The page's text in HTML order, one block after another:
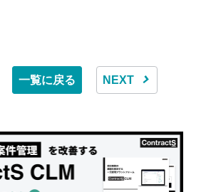
一覧に戻る NEXT